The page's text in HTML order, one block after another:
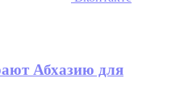
Абхазию для